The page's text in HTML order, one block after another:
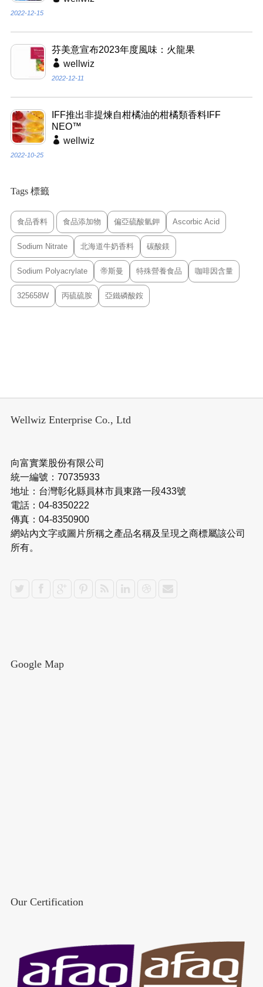
2022-12-15
芬美意宣布2023年度風味：火龍果
wellwiz
2022-12-11
IFF推出非提煉自柑橘油的柑橘類香料IFF
NEO™
wellwiz
2022-10-25
Tags 標籤
食品香料 食品添加物 偏亞硫酸氫鉀 Ascorbic Acid
Sodium Nitrate 北海道牛奶香料 碳酸鎂
Sodium Polyacrylate 帝斯曼 特殊營養食品 咖啡因含量
325658W 丙硫硫胺 亞鐵磷酸銨
Wellwiz Enterprise Co., Ltd
向富實業股份有限公司
統一編號：70735933
地址：台灣彰化縣員林市員東路一段433號
電話：04-8350222
傳真：04-8350900
網站內文字或圖片所稱之產品名稱及呈現之商標屬該公司
所有。
Google Map
Our Certification